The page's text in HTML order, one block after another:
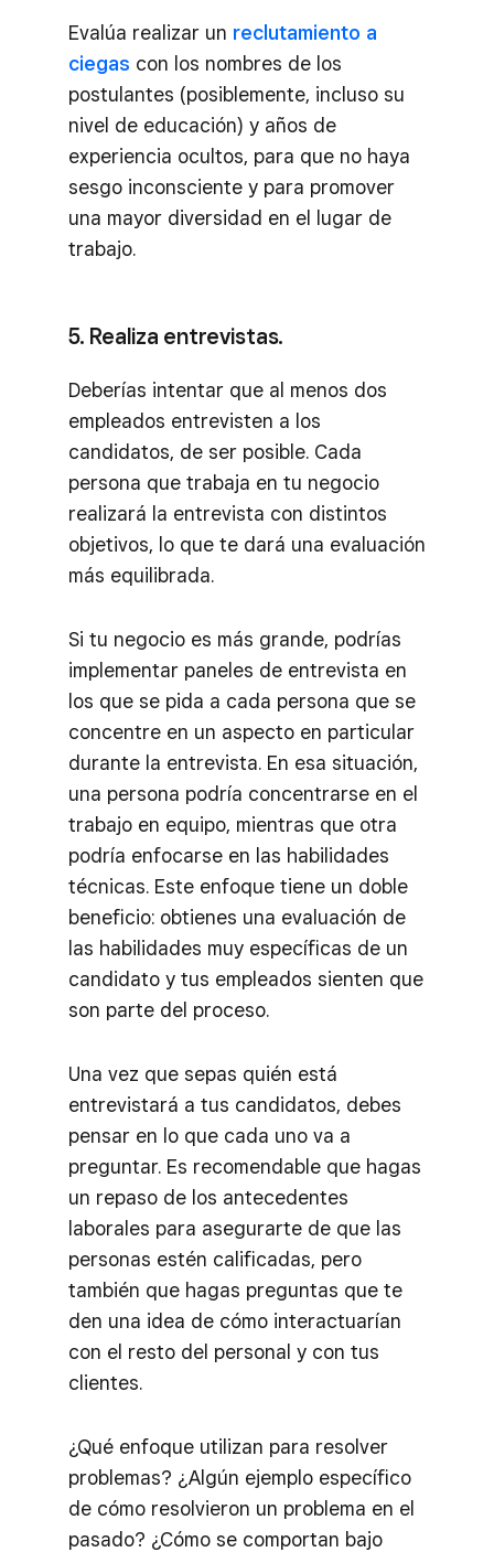
Evalúa realizar un reclutamiento a
ciegas con los nombres de los
postulantes (posiblemente, incluso su
nivel de educación) y años de
experiencia ocultos, para que no haya
sesgo inconsciente y para promover
una mayor diversidad en el lugar de
trabajo.
5. Realiza entrevistas.
Deberías intentar que al menos dos
empleados entrevisten a los
candidatos, de ser posible. Cada
persona que trabaja en tu negocio
realizará la entrevista con distintos
objetivos, lo que te dará una evaluación
más equilibrada.
Si tu negocio es más grande, podrías
implementar paneles de entrevista en
los que se pida a cada persona que se
concentre en un aspecto en particular
durante la entrevista. En esa situación,
una persona podría concentrarse en el
trabajo en equipo, mientras que otra
podría enfocarse en las habilidades
técnicas. Este enfoque tiene un doble
beneficio: obtienes una evaluación de
las habilidades muy específicas de un
candidato y tus empleados sienten que
son parte del proceso.
Una vez que sepas quién está
entrevistará a tus candidatos, debes
pensar en lo que cada uno va a
preguntar. Es recomendable que hagas
un repaso de los antecedentes
laborales para asegurarte de que las
personas estén calificadas, pero
también que hagas preguntas que te
den una idea de cómo interactuarían
con el resto del personal y con tus
clientes.
¿Qué enfoque utilizan para resolver
problemas? ¿Algún ejemplo específico
de cómo resolvieron un problema en el
pasado? ¿Cómo se comportan bajo